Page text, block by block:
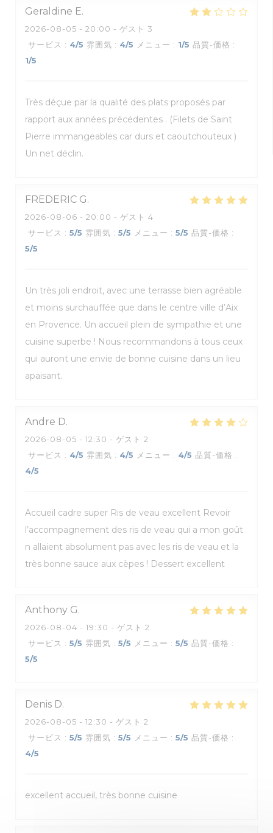
Geraldine E
2026-08-05 - 20:00 - ゲスト 3
サービス : 4/5 雰囲気 : 4/5 メニュー : 1/5 品質-価格 :
1/5
Très déçue par la qualité des plats proposés par
rapport aux années précédentes . (Filets de Saint
Pierre immangeables car durs et caoutchouteux )
Un net déclin.
FREDERIC G
2026-08-06 - 20:00 - ゲスト 4
サービス : 5/5 雰囲気 : 5/5 メニュー : 5/5 品質-価格 :
5/5
Un très joli endroit, avec une terrasse bien agréable
et moins surchauffée que dans le centre ville d’Aix
en Provence. Un accueil plein de sympathie et une
cuisine superbe ! Nous recommandons à tous ceux
qui auront une envie de bonne cuisine dans un lieu
apaisant.
Andre D
2026-08-05 - 12:30 - ゲスト 2
サービス : 4/5 雰囲気 : 4/5 メニュー : 4/5 品質-価格 :
4/5
Accueil cadre super Ris de veau excellent Revoir
l’accompagnement des ris de veau qui a mon goût
n allaient absolument pas avec les ris de veau et la
très bonne sauce aux cèpes ! Dessert excellent
Anthony G
2026-08-04 - 19:30 - ゲスト 2
サービス : 5/5 雰囲気 : 5/5 メニュー : 5/5 品質-価格 :
5/5
Denis D
2026-08-05 - 12:30 - ゲスト 2
サービス : 5/5 雰囲気 : 5/5 メニュー : 5/5 品質-価格 :
4/5
excellent accueil, très bonne cuisine